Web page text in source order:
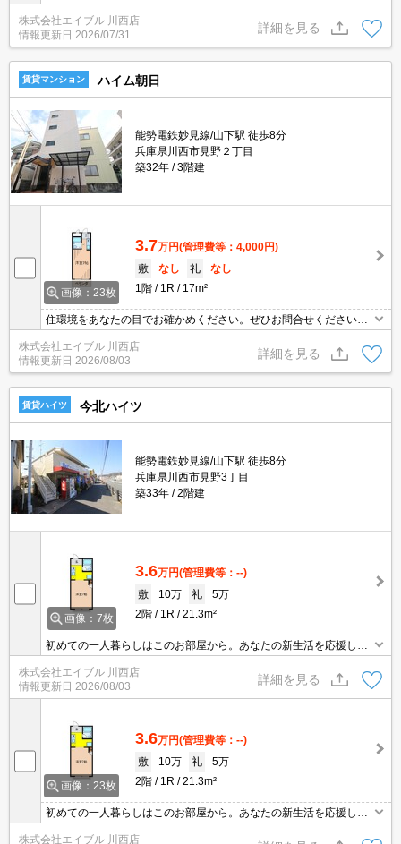
ださい。
株式会社エイブル 川西店
情報更新日 2026/07/31
詳細を見る
賃貸マンション ハイム朝日
能勢電鉄妙見線/山下駅 徒歩8分
兵庫県川西市見野２丁目
築32年
3階建
画像：23枚
3.7万円(管理費等：4,000円)
敷
なし 礼
なし
1階
1R 17m²
住環境をあなたの目でお確かめください。ぜひお問合せください。
インターネット無料。
株式会社エイブル 川西店
情報更新日 2026/08/03
詳細を見る
賃貸ハイツ 今北ハイツ
能勢電鉄妙見線/山下駅 徒歩8分
兵庫県川西市見野3丁目
築33年
2階建
画像：7枚
3.6万円(管理費等：--)
敷
10万 礼
5万
2階
1R 21.3m²
初めての一人暮らしはこのお部屋から。あなたの新生活を応援しま
す。
株式会社エイブル 川西店
情報更新日 2026/08/03
詳細を見る
画像：23枚
3.6万円(管理費等：--)
敷
10万 礼
5万
2階
1R 21.3m²
初めての一人暮らしはこのお部屋から。あなたの新生活を応援しま
す。
株式会社エイブル 川西店